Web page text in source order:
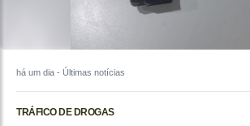
há um dia - Últimas notícias
TRÁFICO DE DROGAS